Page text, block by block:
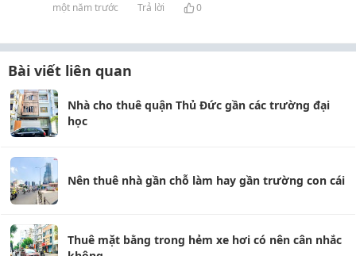
một năm trước Trả lời 0
Bài viết liên quan
Nhà cho thuê quận Thủ Đức gần các trường đại
học
Nên thuê nhà gần chỗ làm hay gần trường con cái
Thuê mặt bằng trong hẻm xe hơi có nên cân nhắc